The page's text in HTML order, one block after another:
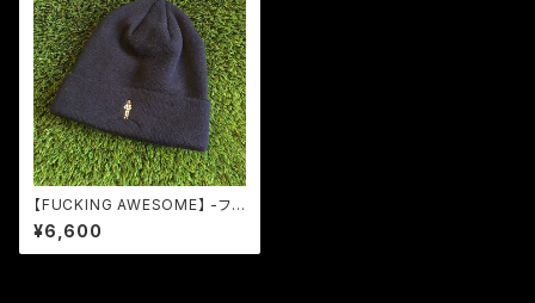
【FUCKING AWESOME】 -ファ
ッキングオーサム-CORNERMA
N BEANIE NAVY
¥6,600